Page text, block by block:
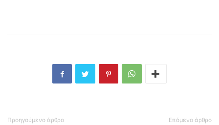
Προηγούμενο άρθρο Επόμενο άρθρο